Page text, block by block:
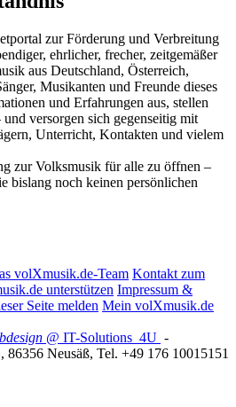
zur Förderung und Verbreitung
ehrlicher, frecher, zeitgemäßer
aus Deutschland, Österreich,
Musikanten und Freunde dieses
und Erfahrungen aus, stellen
versorgen sich gegenseitig mit
Unterricht, Kontakten und vielem
zur Volksmusik für alle zu öffnen –
bislang noch keinen persönlichen
volXmusik.de-Team Kontakt zum
unterstützen Impressum &
Seite melden Mein volXmusik.de
@ IT-Solutions 4U -
, 86356 Neusäß, Tel. +49 176 10015151